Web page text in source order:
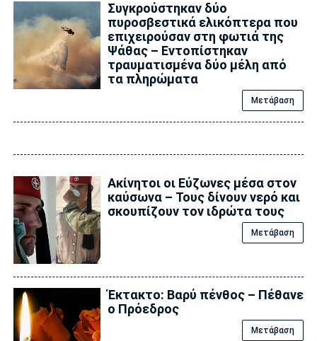
Συγκρούστηκαν δύο
πυροσβεστικά ελικόπτερα που
επιχειρούσαν στη φωτιά της
Ψάθας – Εντοπίστηκαν
τραυματισμένα δύο μέλη από
τα πληρώματα
Μετάβαση
Ακίνητοι οι Εύζωνες μέσα στον
καύσωνα – Τους δίνουν νερό και
σκουπίζουν τον ιδρώτα τους
Μετάβαση
Έκτακτο: Βαρύ πένθος – Πέθανε
ο Πρόεδρος
Μετάβαση